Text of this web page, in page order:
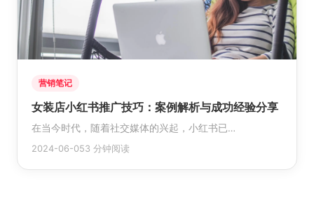
营销笔记
女装店小红书推广技巧：案例解析与成功经验分享
在当今时代，随着社交媒体的兴起，小红书已…
2024-06-053 分钟阅读